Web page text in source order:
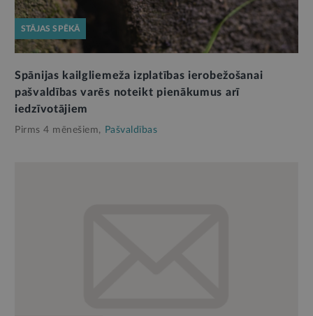
STĀJAS SPĒKĀ
Spānijas kailgliemeža izplatības ierobežošanai
pašvaldības varēs noteikt pienākumus arī
iedzīvotājiem
Pirms 4 mēnešiem, Pašvaldības